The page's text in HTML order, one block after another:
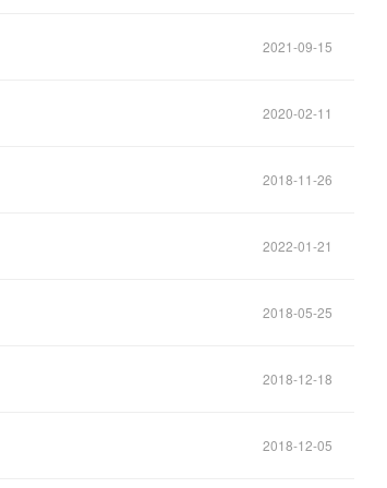
2021-09-15
2020-02-11
2018-11-26
2022-01-21
2018-05-25
2018-12-18
2018-12-05